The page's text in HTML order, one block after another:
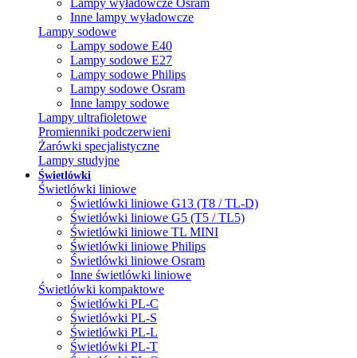
Inne lampy wyładowcze
Lampy sodowe
Lampy sodowe E40
Lampy sodowe E27
Lampy sodowe Philips
Lampy sodowe Osram
Inne lampy sodowe
Lampy ultrafioletowe
Promienniki podczerwieni
Żarówki specjalistyczne
Lampy studyjne
Świetlówki
Świetlówki liniowe
Świetlówki liniowe G13 (T8 / TL-D)
Świetlówki liniowe G5 (T5 / TL5)
Świetlówki liniowe TL MINI
Świetlówki liniowe Philips
Świetlówki liniowe Osram
Inne świetlówki liniowe
Świetlówki kompaktowe
Świetlówki PL-C
Świetlówki PL-S
Świetlówki PL-L
Świetlówki PL-T